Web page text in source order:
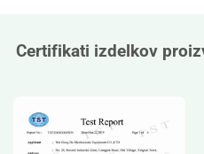
Certifikati izdelkov